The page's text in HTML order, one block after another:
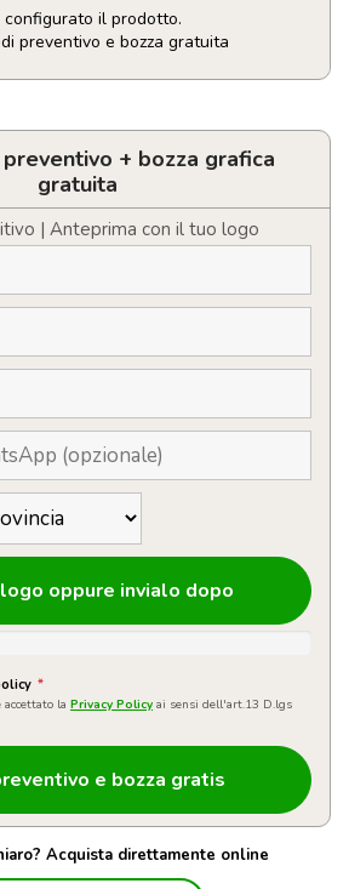
configurato il prodotto.
preventivo e bozza gratuita
+ bozza grafica
gratuita
| Anteprima con il tuo logo
oppure invialo dopo
*
la Privacy Policy ai sensi dell'art.13 D.lgs
Acquista direttamente online